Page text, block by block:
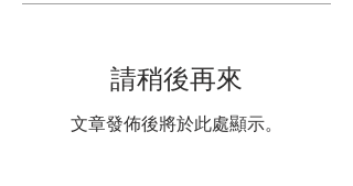
請稍後再來
文章發佈後將於此處顯示。